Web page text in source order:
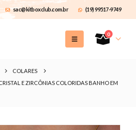
sac@kitboxclub.com.br (19) 99517-9749
0
COLARES
E ZIRCÔNIAS COLORIDAS BANHO EM